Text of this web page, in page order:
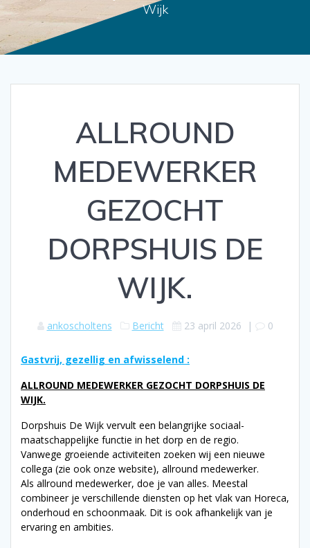
Wijk
ALLROUND
MEDEWERKER
GEZOCHT
DORPSHUIS DE
WIJK.
ankoscholtens Bericht 23 april 2026 | 0
Gastvrij, gezellig en afwisselend :
ALLROUND MEDEWERKER GEZOCHT DORPSHUIS DE
WIJK.
Dorpshuis De Wijk vervult een belangrijke sociaal-
maatschappelijke functie in het dorp en de regio.
Vanwege groeiende activiteiten zoeken wij een nieuwe
collega (zie ook onze website), allround medewerker.
Als allround medewerker, doe je van alles. Meestal
combineer je verschillende diensten op het vlak van Horeca,
onderhoud en schoonmaak. Dit is ook afhankelijk van je
ervaring en ambities.